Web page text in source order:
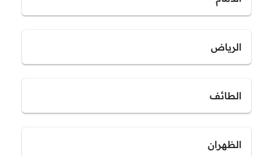
الرياض
الطائف
الظهران